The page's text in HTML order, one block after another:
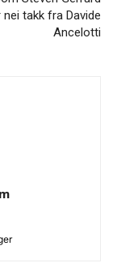
takk fra Davide
Ancelotti